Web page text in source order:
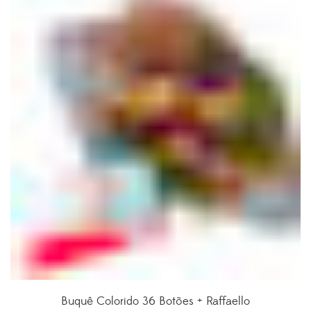
Buquê Colorido 36 Botões + Raffaello